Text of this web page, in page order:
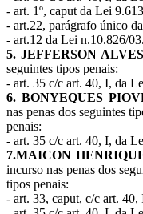
- art. 1º, caput da Lei
- art.22, parágrafo único
- art.12 da Lei n.10.826/03.
5. JEFFERSON
seguintes tipos penais:
- art. 35 c/c art. 40, I, da
6. BONYEQUES
nas penas dos seguintes
penais:
- art. 35 c/c art. 40, I, da
7.MAICON
incurso nas penas dos
tipos penais:
- art. 33, caput, c/c art.